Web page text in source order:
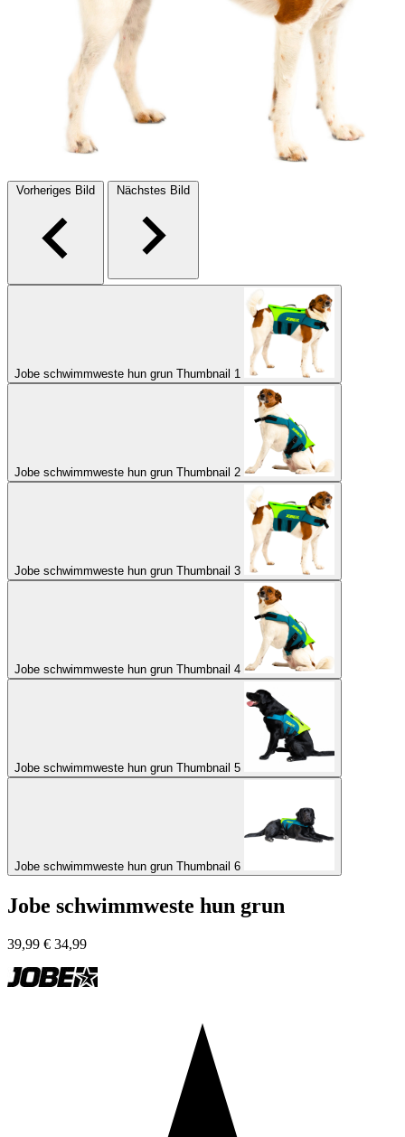
Vorheriges Bild Nächstes Bild
Jobe schwimmweste hun grun Thumbnail 1
Jobe schwimmweste hun grun Thumbnail 2
Jobe schwimmweste hun grun Thumbnail 3
Jobe schwimmweste hun grun Thumbnail 4
Jobe schwimmweste hun grun Thumbnail 5
Jobe schwimmweste hun grun Thumbnail 6
Jobe schwimmweste hun grun
39,99 € 34,99